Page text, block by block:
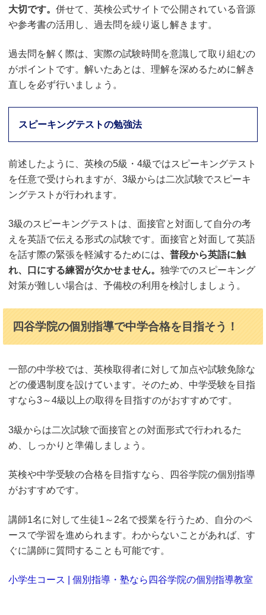
大切です。併せて、英検公式サイトで公開されている音源
や参考書の活用し、過去問を繰り返し解きます。
過去問を解く際は、実際の試験時間を意識して取り組むの
がポイントです。解いたあとは、理解を深めるために解き
直しを必ず行いましょう。
スピーキングテストの勉強法
前述したように、英検の5級・4級ではスピーキングテスト
を任意で受けられますが、3級からは二次試験でスピーキ
ングテストが行われます。
3級のスピーキングテストは、面接官と対面して自分の考
えを英語で伝える形式の試験です。面接官と対面して英語
を話す際の緊張を軽減するためには、普段から英語に触
れ、口にする練習が欠かせません。独学でのスピーキング
対策が難しい場合は、予備校の利用を検討しましょう。
四谷学院の個別指導で中学合格を目指そう！
一部の中学校では、英検取得者に対して加点や試験免除な
どの優遇制度を設けています。そのため、中学受験を目指
すなら3～4級以上の取得を目指すのがおすすめです。
3級からは二次試験で面接官との対面形式で行われるた
め、しっかりと準備しましょう。
英検や中学受験の合格を目指すなら、四谷学院の個別指導
がおすすめです。
講師1名に対して生徒1～2名で授業を行うため、自分のペ
ースで学習を進められます。わからないことがあれば、す
ぐに講師に質問することも可能です。
小学生コース | 個別指導・塾なら四谷学院の個別指導教室